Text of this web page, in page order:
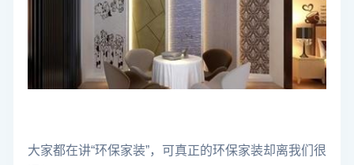
大家都在讲“环保家装”，可真正的环保家装却离我们很